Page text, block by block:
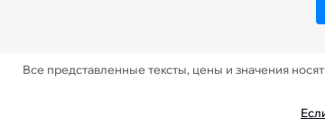
Все представленные тексты, цены и значения